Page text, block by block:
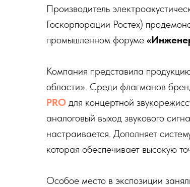
Производитель
Госкорпорации Ростех)
промышленном форуме
Компания представила
области». Среди флагманов
PRO для концертной
аналоговый выход звукового
настраивается. Дополняет
которая обеспечивает высокую
Особое место в экспозиции